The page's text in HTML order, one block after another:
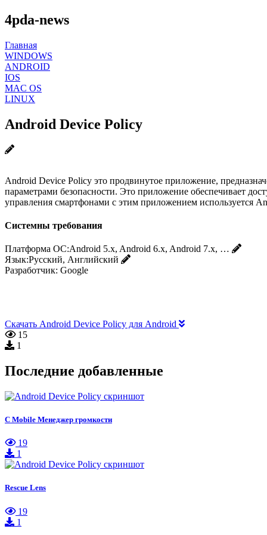
4pda-news
Главная
WINDOWS
ANDROID
IOS
MAC OS
LINUX
Android Device Policy
Android Device Policy это продвинутое приложение,
параметрами безопасности. Это приложение обеспечивает
управления смартфонами с этим приложением используется
Системны требования
Платформа ОС:Android 5.x, Android 6.x, Android 7.x, …
Язык:Русский, Английский
Разработчик: Google
Скачать Android Device Policy для Android
15
1
Последние добавленные
C Mobile Менеджер громкости
19
1
Rescue Lens
19
1